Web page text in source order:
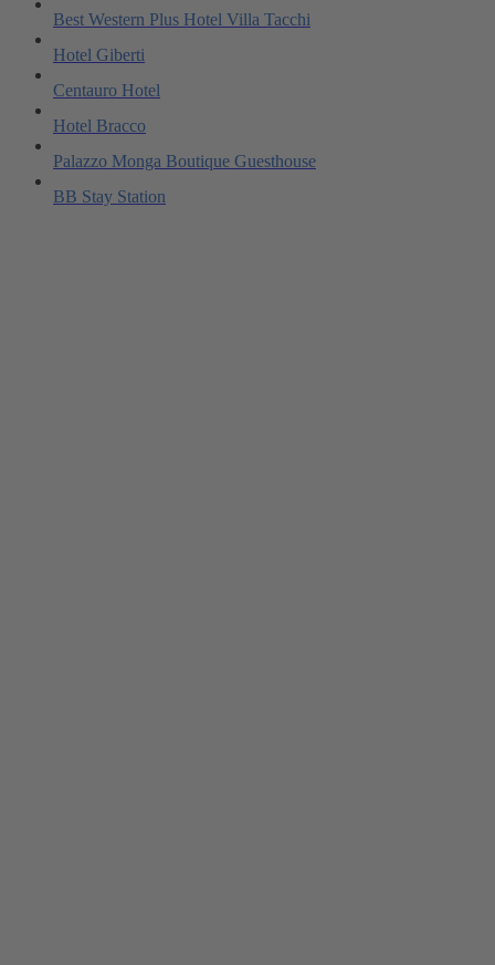
Best Western Plus Hotel Villa Tacchi
Hotel Giberti
Centauro Hotel
Hotel Bracco
Palazzo Monga Boutique Guesthouse
BB Stay Station